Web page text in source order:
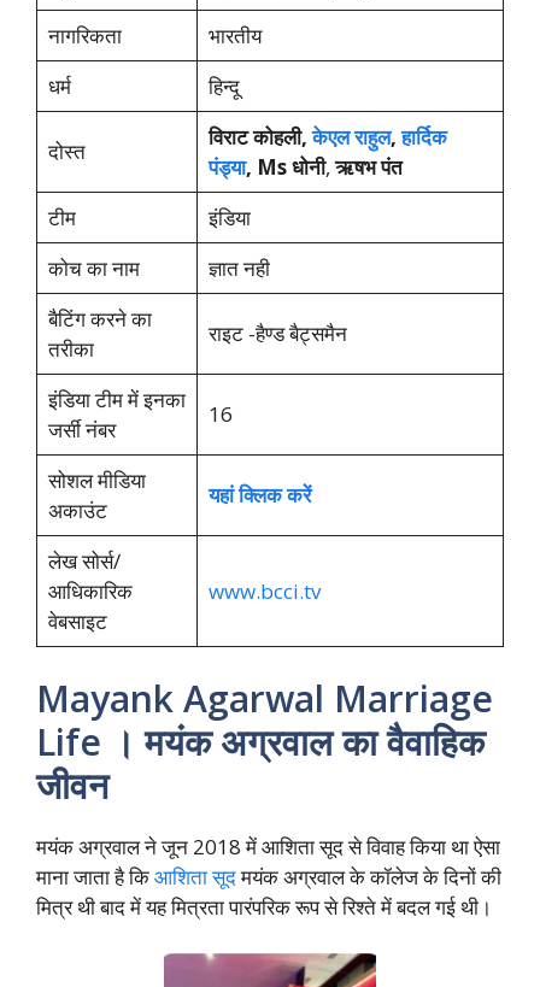
नागरिकता
भारतीय
धर्म
हिन्दू
दोस्त
विराट कोहली,केएल राहुल,हार्दिक
पंड्या, Ms धोनी,ऋषभ पंत
टीम
इंडिया
कोच का नाम
ज्ञात नही
बैटिंग करने का
तरीका
राइट -हैण्ड बैट्समैन
इंडिया टीम में इनका
जर्सी नंबर
16
सोशल मीडिया
अकाउंट
यहां क्लिक करें
लेख सोर्स/
आधिकारिक
वेबसाइट
www.bcci.tv
Mayank Agarwal Marriage
Life । मयंक अग्रवाल का वैवाहिक
जीवन
मयंक अग्रवाल ने जून 2018 में आशिता सूद से विवाह किया था ऐसा
माना जाता है किआशिता सूदमयंक अग्रवाल के कॉलेज के दिनों की
मित्र थी बाद में यह मित्रता पारंपरिक रूप से रिश्ते में बदल गई थी।